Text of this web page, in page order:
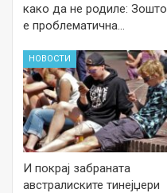
како да не родиле: Зошто
е проблематична…
НОВОСТИ
И покрај забраната
австралиските тинејџери